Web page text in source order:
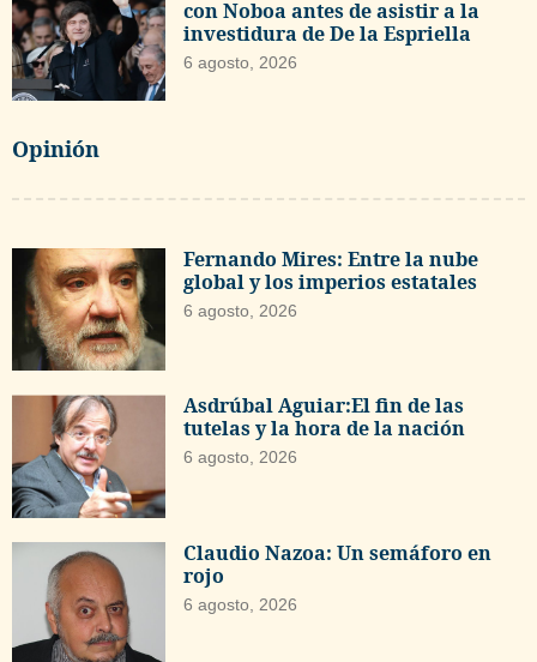
con Noboa antes de asistir a la
investidura de De la Espriella
6 agosto, 2026
Opinión
Fernando Mires: Entre la nube
global y los imperios estatales
6 agosto, 2026
Asdrúbal Aguiar:El fin de las
tutelas y la hora de la nación
6 agosto, 2026
Claudio Nazoa: Un semáforo en
rojo
6 agosto, 2026